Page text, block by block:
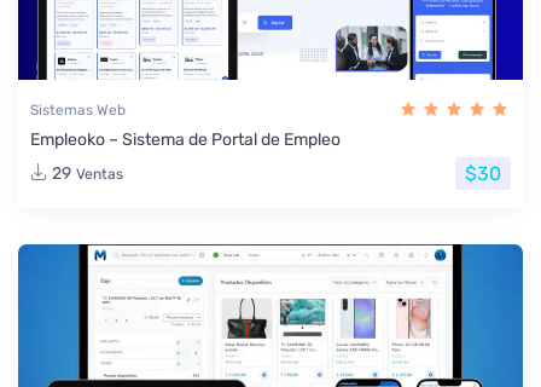
Sistemas Web
Empleoko – Sistema de Portal de Empleo
29 Ventas $30